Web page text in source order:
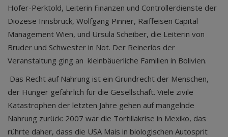
Hofer-Perktold, Leiterin Finanzen und Controllerdienste der
Diözese Innsbruck, Wolfgang Pinner, Raiffeisen Capital
Management Wien, und Ursula Scheiber, die Leiterin von
Bruder und Schwester in Not. Der Reinerlös der
Veranstaltung ging an kleinbäuerliche Familien in Bolivien.
Das Recht auf Nahrung ist ein Grundrecht der Menschen,
der Hunger gefährlich für die Gesellschaft. Viele zivile
Katastrophen der letzten Jahre gehen auf mangelnde
Nahrung zurück: 2007 war die Tortillakrise in Mexiko, das
rührte daher, dass die USA Mais in biologischen Autosprit